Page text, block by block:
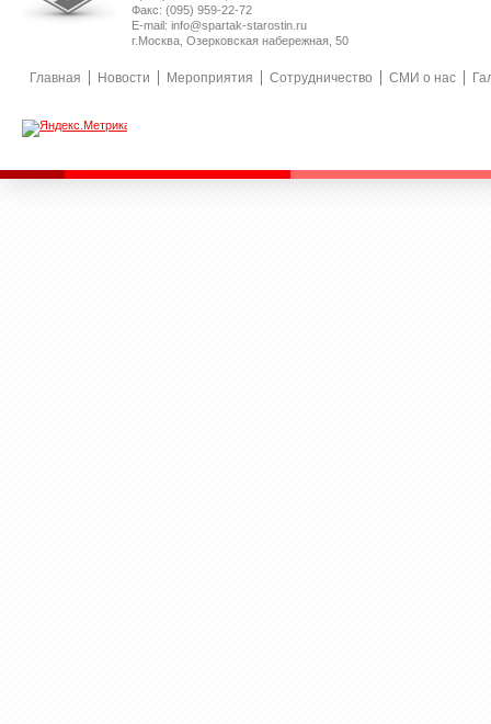
Факс: (095) 959-22-72
E-mail: info@spartak-starostin.ru
г.Москва, Озерковская набережная, 50
Главная Новости Мероприятия Сотрудничество СМИ о нас